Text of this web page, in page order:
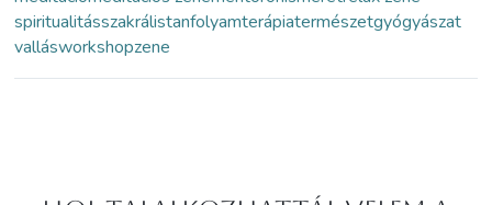
spiritualitásszakrálistanfolyamterápiatermészetgyógyászat
vallásworkshopzene